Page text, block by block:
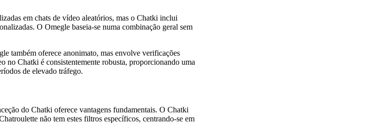
em chats de vídeo aleatórios, mas o Chatki inclui
O Omegle baseia-se numa combinação geral sem
também oferece anonimato, mas envolve verificações
Chatki é consistentemente robusta, proporcionando uma
de elevado tráfego.
do Chatki oferece vantagens fundamentais. O Chatki
não tem estes filtros específicos, centrando-se em